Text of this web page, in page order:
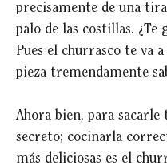
precisamente de una
palo de las costillas. ¿Te
Pues el churrasco te va
pieza tremendamente
Ahora bien, para
secreto; cocinarla
más deliciosas es el